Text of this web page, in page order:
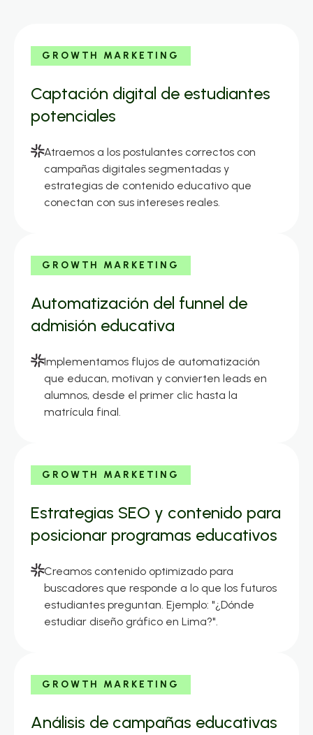
GROWTH MARKETING
Captación digital de estudiantes
potenciales
Atraemos a los postulantes correctos con
campañas digitales segmentadas y
estrategias de contenido educativo que
conectan con sus intereses reales.
GROWTH MARKETING
Automatización del funnel de
admisión educativa
Implementamos flujos de automatización
que educan, motivan y convierten leads en
alumnos, desde el primer clic hasta la
matrícula final.
GROWTH MARKETING
Estrategias SEO y contenido para
posicionar programas educativos
Creamos contenido optimizado para
buscadores que responde a lo que los futuros
estudiantes preguntan. Ejemplo: "¿Dónde
estudiar diseño gráfico en Lima?".
GROWTH MARKETING
Análisis de campañas educativas